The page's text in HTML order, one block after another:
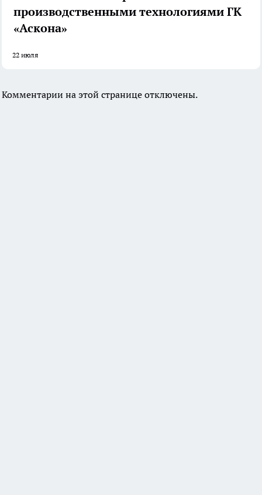
производственными технологиями ГК
«Аскона»
22 июля
Комментарии на этой странице отключены.